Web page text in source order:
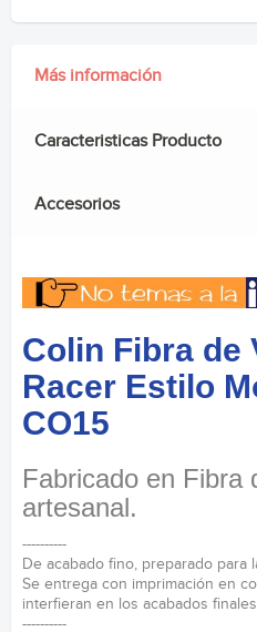
Más información
Caracteristicas Producto
Accesorios
Colin Fibra de
Racer Estilo
CO15
Fabricado en Fibra
artesanal.
----------
De acabado fino, preparado para
Se entrega con imprimación en
interfieran en los acabados
----------